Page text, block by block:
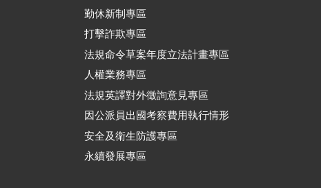
勤休新制專區
打擊詐欺專區
法規命令草案年度立法計畫專區
人權業務專區
法規英譯對外徵詢意見專區
因公派員出國考察費用執行情形
安全及衛生防護專區
永續發展專區